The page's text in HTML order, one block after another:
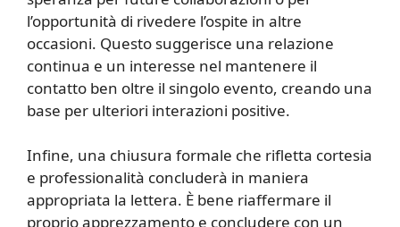
l’opportunità di rivedere l’ospite in altre
occasioni. Questo suggerisce una relazione
continua e un interesse nel mantenere il
contatto ben oltre il singolo evento, creando una
base per ulteriori interazioni positive.
Infine, una chiusura formale che rifletta cortesia
e professionalità concluderà in maniera
appropriata la lettera. È bene riaffermare il
proprio apprezzamento e concludere con un